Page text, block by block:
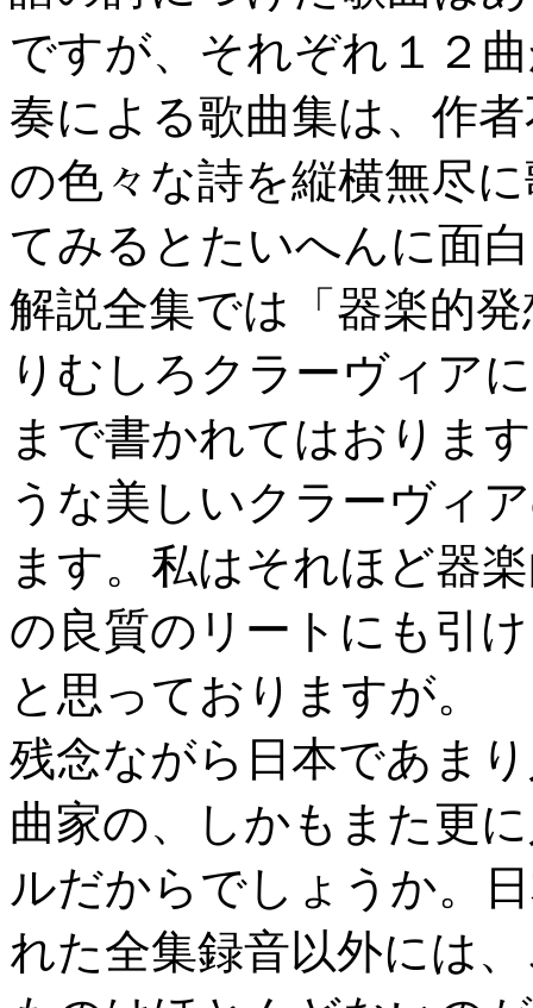
ですが、それぞれ１２
奏による歌曲集は、作
の色々な詩を縦横無尽
てみるとたいへんに面
解説全集では「器楽的
りむしろクラーヴィア
まで書かれてはおりま
うな美しいクラーヴィ
ます。私はそれほど器
の良質のリートにも引
と思っておりますが。
残念ながら日本であま
曲家の、しかもまた更
ルだからでしょうか。
れた全集録音以外には